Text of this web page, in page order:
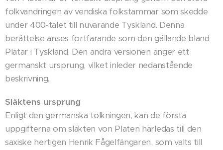
folkvandringen av vendiska folkstammar som skedde
under 400-talet till nuvarande Tyskland. Denna
berättelse anses fortfarande som den gällande bland
Platar i Tyskland. Den andra versionen anger ett
germanskt ursprung, vilket inleder nedanstående
beskrivning.
Släktens ursprung
Enligt den germanska tolkningen, kan de första
uppgifterna om släkten von Platen härledas till den
saxiske hertigen Henrik Fågelfängaren, som valts till